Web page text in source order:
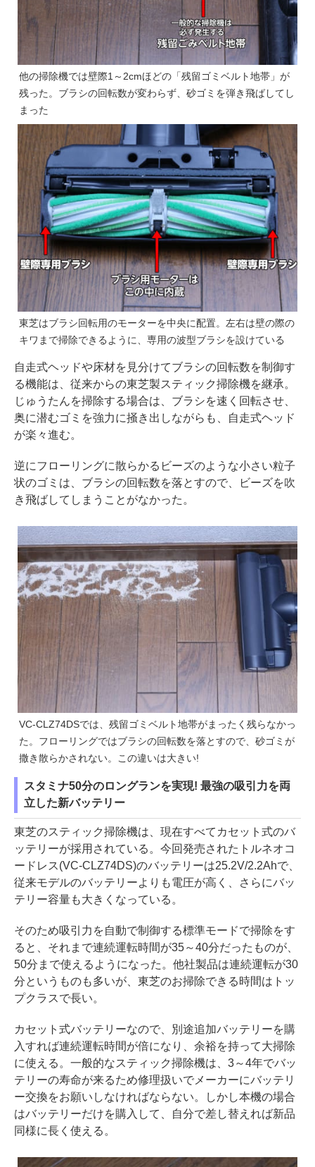
他の掃除機では壁際1～2cmほどの「残留ゴミベルト地帯」が
残った。ブラシの回転数が変わらず、砂ゴミを弾き飛ばしてし
まった
東芝はブラシ回転用のモーターを中央に配置。左右は壁の際の
キワまで掃除できるように、専用の波型ブラシを設けている
自走式ヘッドや床材を見分けてブラシの回転数を制御す
る機能は、従来からの東芝製スティック掃除機を継承。
じゅうたんを掃除する場合は、ブラシを速く回転させ、
奥に潜むゴミを強力に掻き出しながらも、自走式ヘッド
が楽々進む。
逆にフローリングに散らかるビーズのような小さい粒子
状のゴミは、ブラシの回転数を落とすので、ビーズを吹
き飛ばしてしまうことがなかった。
VC-CLZ74DSでは、残留ゴミベルト地帯がまったく残らなかっ
た。フローリングではブラシの回転数を落とすので、砂ゴミが
撒き散らかされない。この違いは大きい!
スタミナ50分のロングランを実現! 最強の吸引力を両
立した新バッテリー
東芝のスティック掃除機は、現在すべてカセット式のバ
ッテリーが採用されている。今回発売されたトルネオコ
ードレス(VC-CLZ74DS)のバッテリーは25.2V/2.2Ahで、
従来モデルのバッテリーよりも電圧が高く、さらにバッ
テリー容量も大きくなっている。
そのため吸引力を自動で制御する標準モードで掃除をす
ると、それまで連続運転時間が35～40分だったものが、
50分まで使えるようになった。他社製品は連続運転が30
分というものも多いが、東芝のお掃除できる時間はトッ
プクラスで長い。
カセット式バッテリーなので、別途追加バッテリーを購
入すれば連続運転時間が倍になり、余裕を持って大掃除
に使える。一般的なスティック掃除機は、3～4年でバッ
テリーの寿命が来るため修理扱いでメーカーにバッテリ
ー交換をお願いしなければならない。しかし本機の場合
はバッテリーだけを購入して、自分で差し替えれば新品
同様に長く使える。